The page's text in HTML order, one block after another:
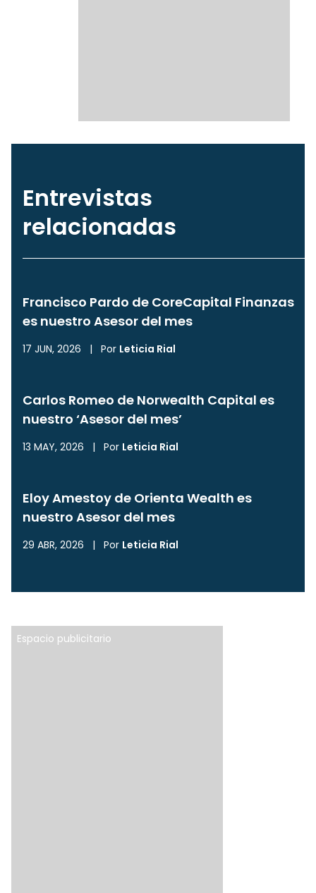
Entrevistas
relacionadas
Francisco Pardo de CoreCapital Finanzas
es nuestro Asesor del mes
17 JUN, 2026 | Por Leticia Rial
Carlos Romeo de Norwealth Capital es
nuestro ‘Asesor del mes’
13 MAY, 2026 | Por Leticia Rial
Eloy Amestoy de Orienta Wealth es
nuestro Asesor del mes
29 ABR, 2026 | Por Leticia Rial
Espacio publicitario